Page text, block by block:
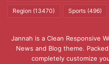
Region (13470) Sports (496)
Jannah is a Clean Responsive
News and Blog theme.
completely customize